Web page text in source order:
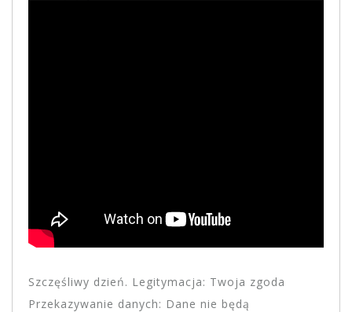
Szczęśliwy dzień. Legitymacja: Twoja zgoda
Przekazywanie danych: Dane nie będą